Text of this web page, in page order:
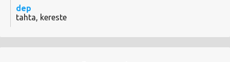
dep
tahta, kereste